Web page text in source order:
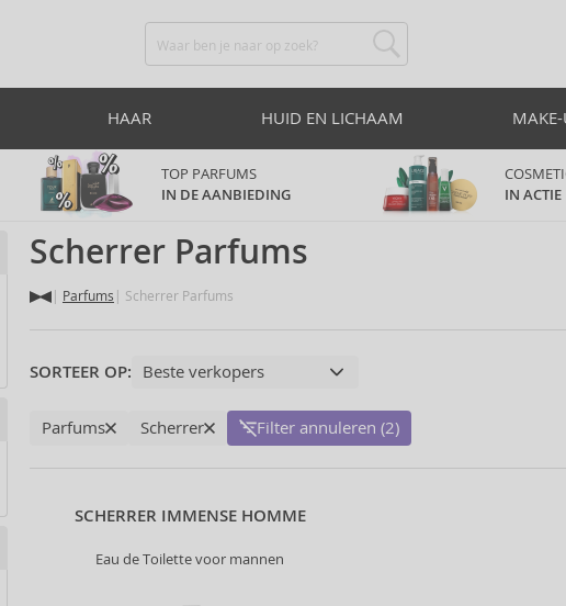
HAAR HUID EN LICHAAM
TOP PARFUMS
IN DE AANBIEDING
IN ACTIE
Scherrer Parfums
Parfums Scherrer Parfums
SORTEER OP:
Parfums Scherrer Filter annuleren (2)
SCHERRER IMMENSE HOMME
Eau de Toilette voor mannen